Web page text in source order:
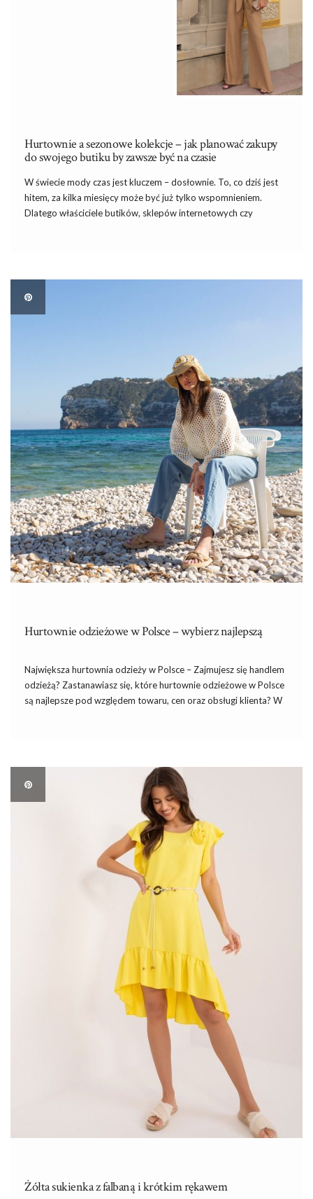
Hurtownie a sezonowe kolekcje – jak planować zakupy
do swojego butiku by zawsze być na czasie
W świecie mody czas jest kluczem – dosłownie. To, co dziś jest
hitem, za kilka miesięcy może być już tylko wspomnieniem.
Dlatego właściciele butików, sklepów internetowych czy
Hurtownie odzieżowe w Polsce – wybierz najlepszą
Największa hurtownia odzieży w Polsce – Zajmujesz się handlem
odzieżą? Zastanawiasz się, które hurtownie odzieżowe w Polsce
są najlepsze pod względem towaru, cen oraz obsługi klienta? W
Żółta sukienka z falbaną i krótkim rękawem